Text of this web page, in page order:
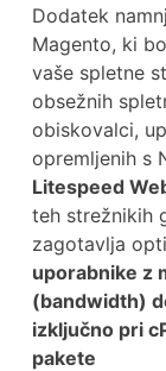
Dodatek
Magento, ki
vaše spletne
obsežnih
obiskovalci,
opremljenih s
Litespeed
teh strežnikih
zagotavlja
uporabnike z
(bandwidth)
izključno pri
pakete